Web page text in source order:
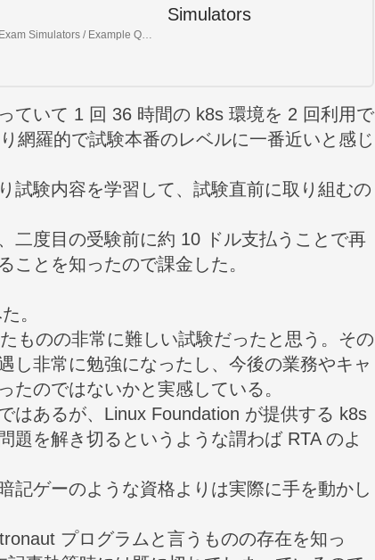
Linux Foundation CKS CKA CKAD LFCS Kubernetes Linux Exam Simulators / Example Questions / Practice Exam
ていて 1 回 36 時間の k8s 環境を 2 回利用で
網羅的で試験本番のレベルに一番近いと感じ
試験内容を学習して、試験直前に取り組むの
二度目の受験前に約 10 ドル支払うことで再
ことを知ったので課金した。
。
ものの非常に難しい試験だったと思う。その
し非常に勉強になったし、今後の業務やキャ
たのではないかと実感している。
はあるが、Linux Foundation が提供する k8s
題を解き切るというような謂わば RTA のよ
記ゲーのような資格よりは実際に手を動かし
プログラム と言うものの存在を知っ